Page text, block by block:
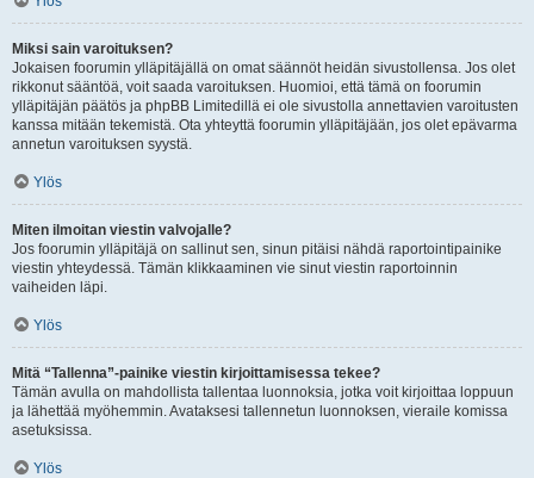
Miksi sain varoituksen?
Jokaisen foorumin ylläpitäjällä on omat säännöt heidän sivustollensa. Jos olet
rikkonut sääntöä, voit saada varoituksen. Huomioi, että tämä on foorumin
ylläpitäjän päätös ja phpBB Limitedillä ei ole sivustolla annettavien varoitusten
kanssa mitään tekemistä. Ota yhteyttä foorumin ylläpitäjään, jos olet epävarma
annetun varoituksen syystä.
Ylös
Miten ilmoitan viestin valvojalle?
Jos foorumin ylläpitäjä on sallinut sen, sinun pitäisi nähdä raportointipainike
viestin yhteydessä. Tämän klikkaaminen vie sinut viestin raportoinnin
vaiheiden läpi.
Ylös
Mitä “Tallenna”-painike viestin kirjoittamisessa tekee?
Tämän avulla on mahdollista tallentaa luonnoksia, jotka voit kirjoittaa loppuun
ja lähettää myöhemmin. Avataksesi tallennetun luonnoksen, vieraile komissa
asetuksissa.
Ylös